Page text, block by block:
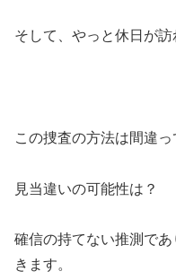
そして、やっと休日が訪
この捜査の方法は間違っ
見当違いの可能性は？
確信の持てない推測で
きます。